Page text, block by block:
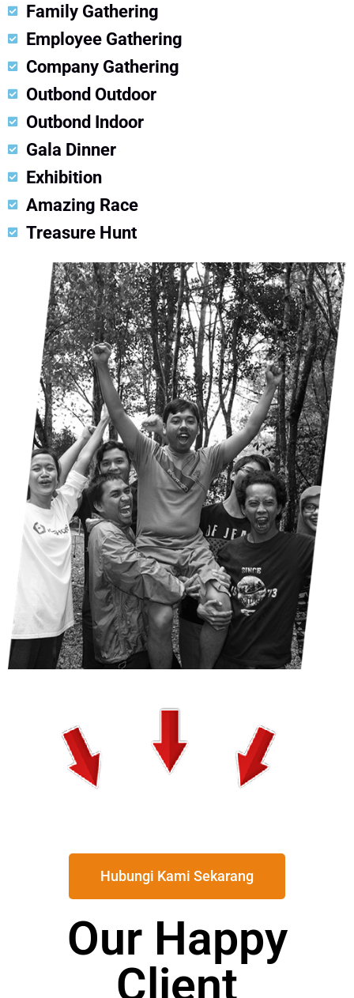
Family Gathering
Employee Gathering
Company Gathering
Outbond Outdoor
Outbond Indoor
Gala Dinner
Exhibition
Amazing Race
Treasure Hunt
Hubungi Kami Sekarang
Our Happy
Client